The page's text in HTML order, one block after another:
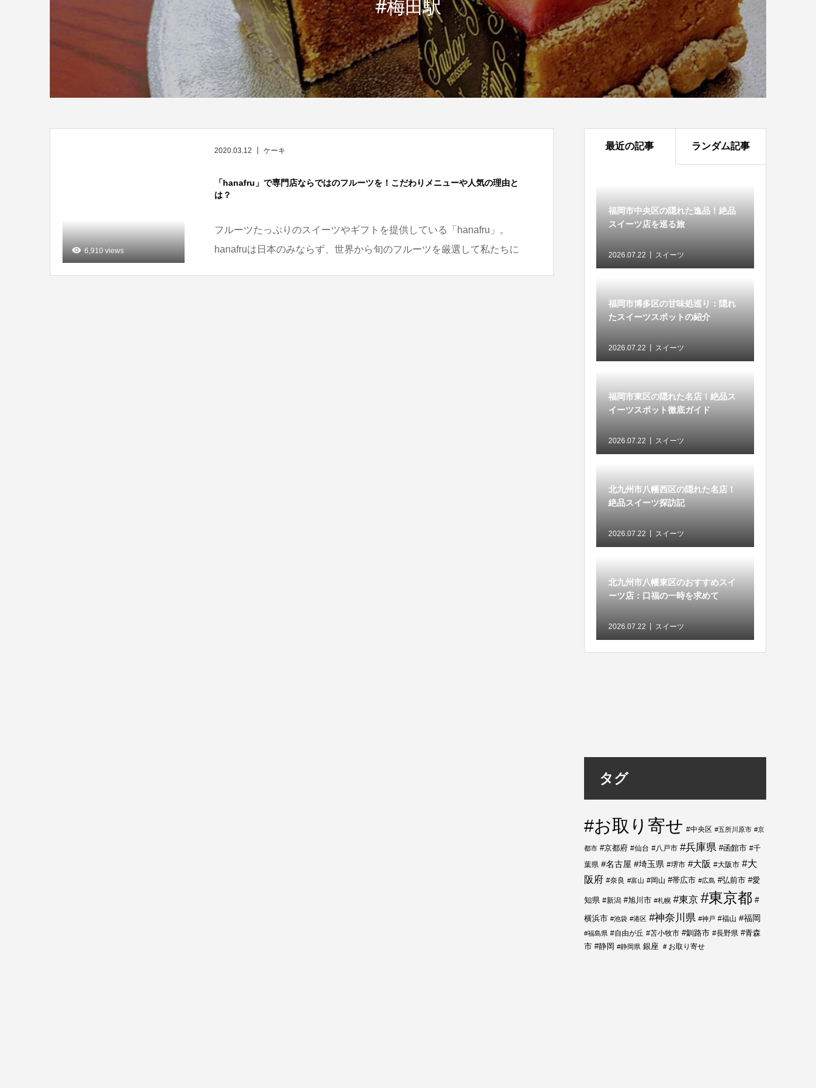
#梅田駅
6,910 views
2020.03.12 ケーキ
「hanafru」で専門店ならではのフルーツを！こだわりメニューや人気の理由と
は？
フルーツたっぷりのスイーツやギフトを提供している「hanafru」。
hanafruは日本のみならず、世界から旬のフルーツを厳選して私たちに
最近の記事 ランダム記事
福岡市中央区の隠れた逸品！絶品
スイーツ店を巡る旅
2026.07.22 スイーツ
福岡市博多区の甘味処巡り：隠れ
たスイーツスポットの紹介
2026.07.22 スイーツ
福岡市東区の隠れた名店！絶品ス
イーツスポット徹底ガイド
2026.07.22 スイーツ
北九州市八幡西区の隠れた名店！
絶品スイーツ探訪記
2026.07.22 スイーツ
北九州市八幡東区のおすすめスイ
ーツ店：口福の一時を求めて
2026.07.22 スイーツ
タグ
#お取り寄せ #中央区 #五所川原市 #京
都市 #京都府 #仙台 #八戸市 #兵庫県 #函館市 #千
葉県 #名古屋 #埼玉県 #堺市 #大阪 #大阪市 #大
阪府 #奈良 #富山 #岡山 #帯広市 #広島 #弘前市 #愛
知県 #新潟 #旭川市 #札幌 #東京 #東京都 #
横浜市 #池袋 #港区 #神奈川県 #神戸 #福山 #福岡
#福島県 #自由が丘 #苫小牧市 #釧路市 #長野県 #青森
市 #静岡 #静岡県 銀座 ＃お取り寄せ